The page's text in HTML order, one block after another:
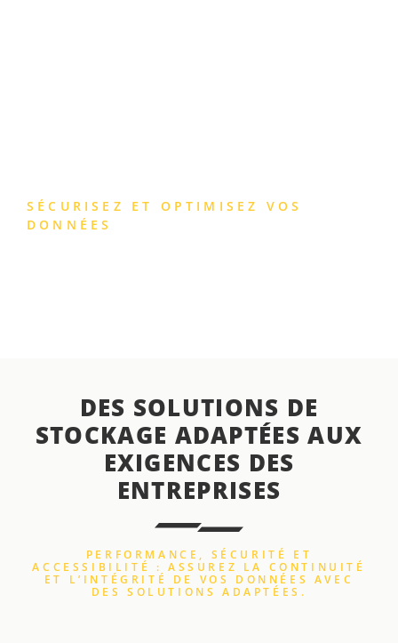
SÉCURISEZ ET OPTIMISEZ VOS
DONNÉES
DES SOLUTIONS DE
STOCKAGE ADAPTÉES AUX
EXIGENCES DES
ENTREPRISES
PERFORMANCE, SÉCURITÉ ET
ACCESSIBILITÉ : ASSUREZ LA CONTINUITÉ
ET L’INTÉGRITÉ DE VOS DONNÉES AVEC
DES SOLUTIONS ADAPTÉES.